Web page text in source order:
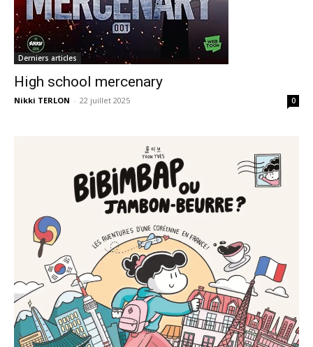
Derniers articles
High school mercenary
Nikki TERLON - 22 juillet 2025 0